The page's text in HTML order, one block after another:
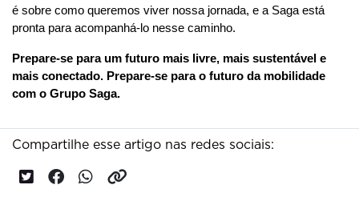
é sobre como queremos viver nossa jornada, e a Saga está
pronta para acompanhá-lo nesse caminho.
Prepare-se para um futuro mais livre, mais sustentável e
mais conectado. Prepare-se para o futuro da mobilidade
com o Grupo Saga.
Compartilhe esse artigo nas redes sociais: